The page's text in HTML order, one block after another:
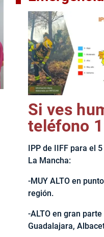
El jefe del Ejecutivo
Si ves
teléfono
IPP de IIFF para el
La Mancha:
-MUY ALTO en
región.
-ALTO en gran
Guadalajara,